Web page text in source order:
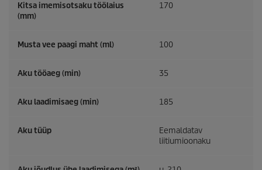
Kitsa imemisotsaku töölaius
(mm)
170
Musta vee paagi maht (ml) 100
Aku tööaeg (min) 35
Aku laadimisaeg (min) 185
Aku tüüp
Eemaldatav
liitiumioonaku